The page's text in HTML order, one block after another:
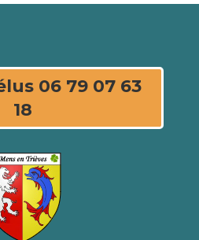
06 79 07 63
18